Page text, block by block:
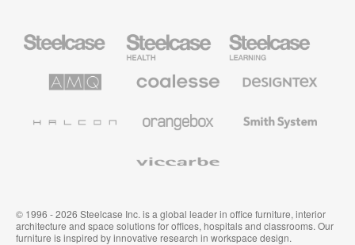
Büromöbel
Health
Education
Möbel
Solutions
Büromöbel
Textilien
System
© 1996 - 2026 Steelcase Inc. is a global leader in office furniture, interior
architecture and space solutions for offices, hospitals and classrooms. Our
furniture is inspired by innovative research in workspace design.